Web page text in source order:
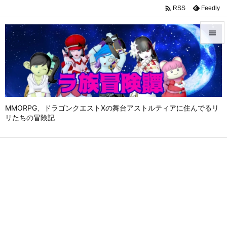
MMORPG、ドラゴンクエストⅩの舞台アストルティアに住んでるリ
リたちの冒険記


メニュ

サイド

 RSS Feedly